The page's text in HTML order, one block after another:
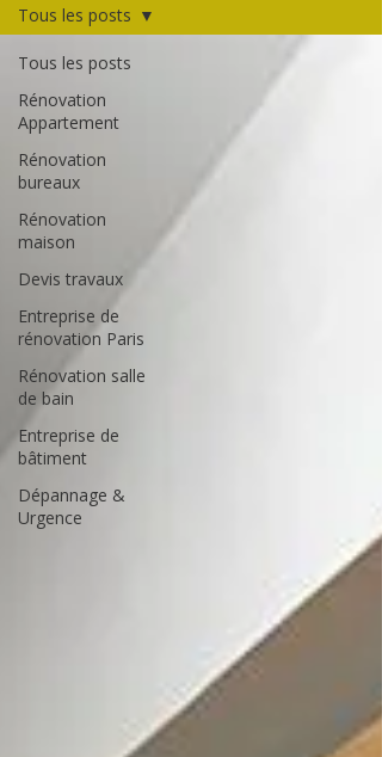
Tous les posts
Rénovation
Appartement
Rénovation
bureaux
Rénovation
maison
Devis travaux
Entreprise de
rénovation Paris
Rénovation salle
de bain
Entreprise de
bâtiment
Dépannage &
Urgence
Tous les posts